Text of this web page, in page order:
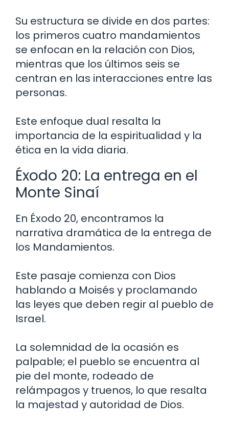
Su estructura se divide en dos partes:
los primeros cuatro mandamientos
se enfocan en la relación con Dios,
mientras que los últimos seis se
centran en las interacciones entre las
personas.
Este enfoque dual resalta la
importancia de la espiritualidad y la
ética en la vida diaria.
Éxodo 20: La entrega en el
Monte Sinaí
En Éxodo 20, encontramos la
narrativa dramática de la entrega de
los Mandamientos.
Este pasaje comienza con Dios
hablando a Moisés y proclamando
las leyes que deben regir al pueblo de
Israel.
La solemnidad de la ocasión es
palpable; el pueblo se encuentra al
pie del monte, rodeado de
relámpagos y truenos, lo que resalta
la majestad y autoridad de Dios.